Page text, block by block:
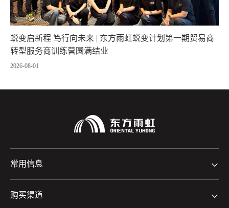
蜕变启新程 笃行向未来 | 东方雨虹蜕变计划第一期贸易商
转型服务商训练营圆满结业
2026-08-01
常用信息
购买渠道